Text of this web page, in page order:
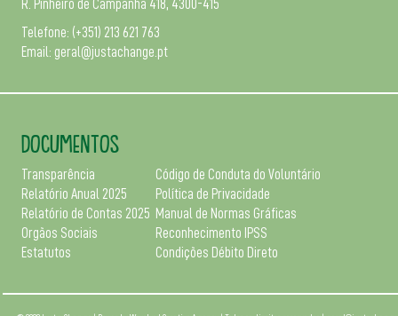
R. Pinheiro de Campanhã 418, 4300-415
Telefone: (+351) 213 621 763
Email: geral@justachange.pt
DOCUMENTOS
Transparência
Relatório Anual 2025
Relatório de Contas 2025
Orgãos Sociais
Estatutos
Código de Conduta do Voluntário
Política de Privacidade
Manual de Normas Gráficas
Reconhecimento IPSS
Condições Débito Direto